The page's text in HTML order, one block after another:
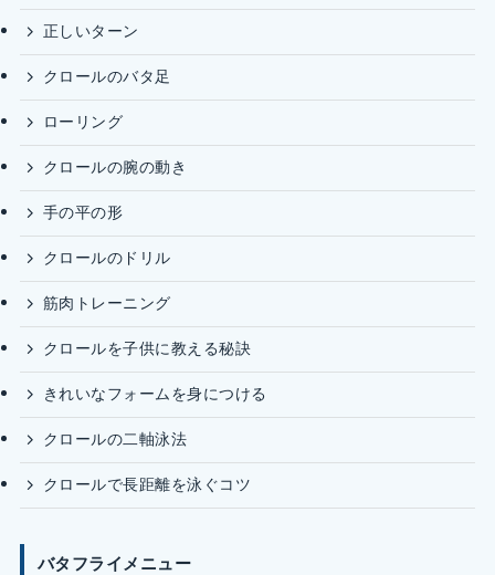
正しいターン
クロールのバタ足
ローリング
クロールの腕の動き
手の平の形
クロールのドリル
筋肉トレーニング
クロールを子供に教える秘訣
きれいなフォームを身につける
クロールの二軸泳法
クロールで長距離を泳ぐコツ
バタフライメニュー